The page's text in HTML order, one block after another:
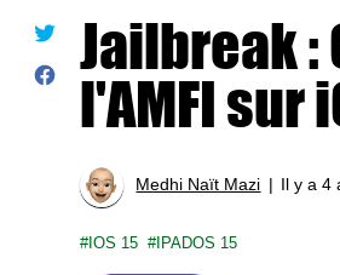
Jailbreak
l'AMFI sur
Medhi Naït Mazi Il y a 4
IOS 15 IPADOS 15